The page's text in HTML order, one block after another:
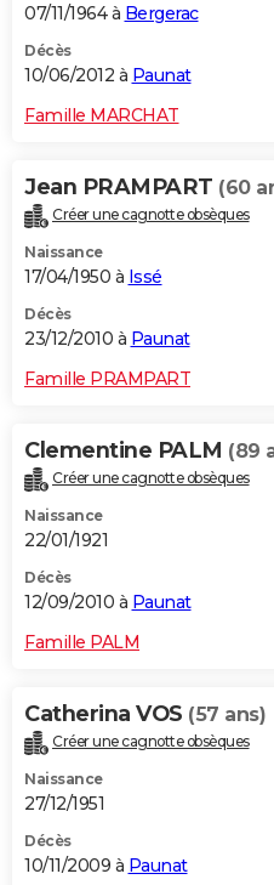
07/11/1964 à Bergerac
Décès
10/06/2012 à Paunat
Famille MARCHAT
Jean PRAMPART (60
Créer une cagnotte obsèques
Naissance
17/04/1950 à Issé
Décès
23/12/2010 à Paunat
Famille PRAMPART
Clementine PALM (89
Créer une cagnotte obsèques
Naissance
22/01/1921
Décès
12/09/2010 à Paunat
Famille PALM
Catherina VOS (57 ans)
Créer une cagnotte obsèques
Naissance
27/12/1951
Décès
10/11/2009 à Paunat